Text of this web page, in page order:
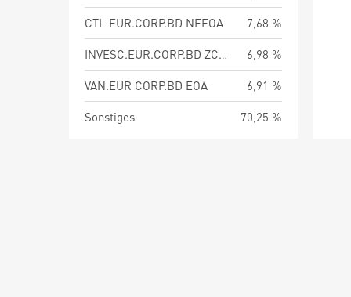
CTL EUR.CORP.BD NEEOA
7,68 %
INVESC.EUR.CORP.BD ZCAPEO
6,98 %
VAN.EUR CORP.BD EOA
6,91 %
Sonstiges
70,25 %